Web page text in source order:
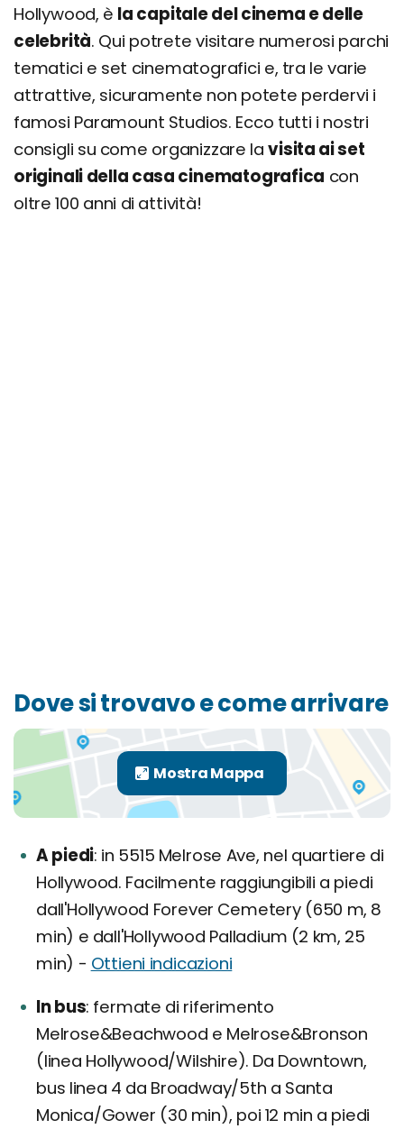
Hollywood, è la capitale del cinema e delle
celebrità. Qui potrete visitare numerosi parchi
tematici e set cinematografici e, tra le varie
attrattive, sicuramente non potete perdervi i
famosi Paramount Studios. Ecco tutti i nostri
consigli su come organizzare lavisita ai set
originali della casa cinematografica con
oltre 100 anni di attività!
Dove si trovavo e come arrivare
A piedi in 5515 Melrose Ave, nel quartiere di
Hollywood. Facilmente raggiungibili a piedi
dall'Hollywood Forever Cemetery (650 m, 8
min) e dall'Hollywood Palladium (2 km, 25
min) - Ottieni indicazioni
In bus fermate di riferimento
Melrose&Beachwood e Melrose&Bronson
(linea Hollywood/Wilshire). Da Downtown,
bus linea 4 da Broadway/5th a Santa
Monica/Gower (30 min), poi 12 min a piedi